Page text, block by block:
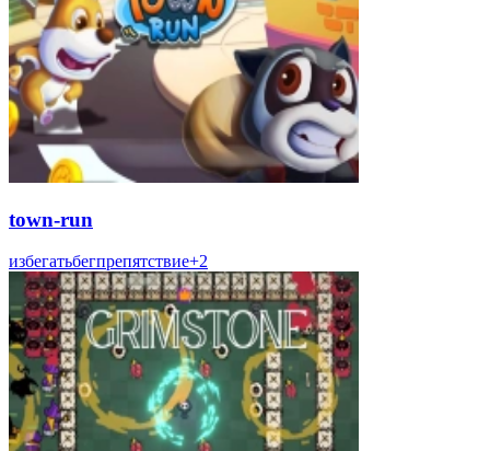
town-run
избегатьбегпрепятствие+2